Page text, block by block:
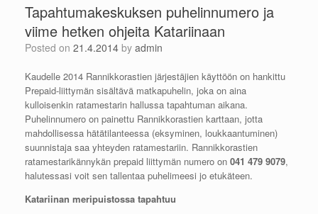
Tapahtumakeskuksen puhelinnumero ja
viime hetken ohjeita Katariinaan
Posted on 21.4.2014 by admin
Kaudelle 2014 Rannikkorastien järjestäjien käyttöön on hankittu
Prepaid-liittymän sisältävä matkapuhelin, joka on aina
kulloisenkin ratamestarin hallussa tapahtuman aikana.
Puhelinnumero on painettu Rannikkorastien karttaan, jotta
mahdollisessa hätätilanteessa (eksyminen, loukkaantuminen)
suunnistaja saa yhteyden ratamestariin. Rannikkorastien
ratamestarikännykän prepaid liittymän numero on 041 479 9079,
halutessasi voit sen tallentaa puhelimeesi jo etukäteen.
Katariinan meripuistossa tapahtuu